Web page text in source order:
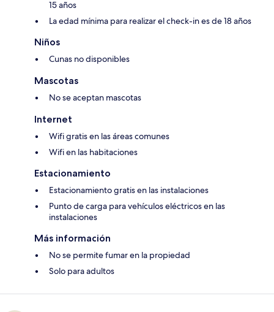
15 años
La edad mínima para realizar el check-in es de 18 años
Niños
Cunas no disponibles
Mascotas
No se aceptan mascotas
Internet
Wifi gratis en las áreas comunes
Wifi en las habitaciones
Estacionamiento
Estacionamiento gratis en las instalaciones
Punto de carga para vehículos eléctricos en las
instalaciones
Más información
No se permite fumar en la propiedad
Solo para adultos